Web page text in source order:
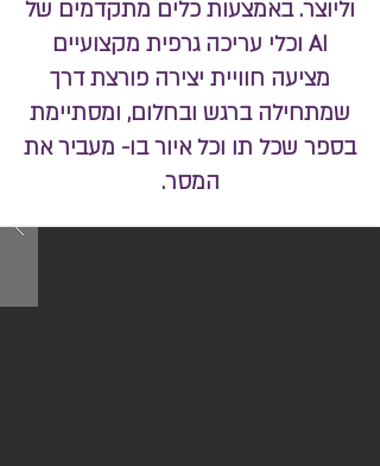
וליוצר. באמצעות כלים מתקדמים של
AI וכלי עריכה גרפית מקצועיים
מציעה חוויית יצירה פורצת דרך
שמתחילה ברגש ובחלום, ומסתיימת
בספר שכל תו וכל איור בו- מעביר את
המסר.